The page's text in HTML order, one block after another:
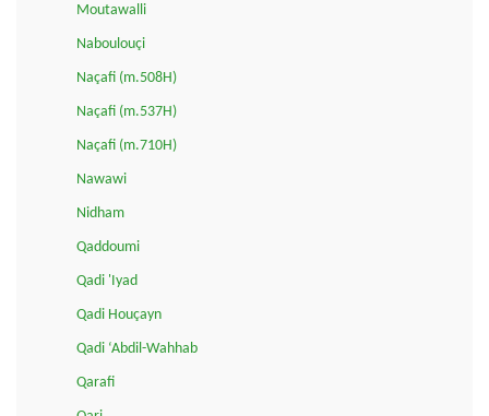
Moutawalli
Naboulouçi
Naçafi (m.508H)
Naçafi (m.537H)
Naçafi (m.710H)
Nawawi
Nidham
Qaddoumi
Qadi 'Iyad
Qadi Houçayn
Qadi ‘Abdil-Wahhab
Qarafi